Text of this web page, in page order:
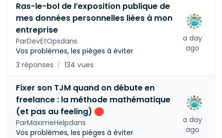
Ras-le-bol de l’exposition publique de
mes données personnelles liées à mon
entreprise
ParDevEtOpsdans
Vos problèmes, les pièges à éviter
3 réponses / 134 vues
a day
ago
Fixer son TJM quand on débute en
freelance : la méthode mathématique
(et pas au feeling) 🛑
ParMaximeHelpdans
Vos problèmes, les pièges à éviter
a day
ago